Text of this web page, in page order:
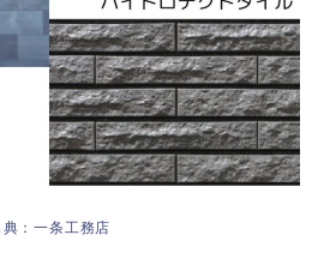
典：一条工務店